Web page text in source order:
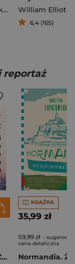
Aleksandra Struska-Musiał
William Elliot
6,4 (165)
reportaż
Teheran płonie. Zapiski z Iranu po ataku Izraela i USA
KSIĄŻKA
35,99 zł
59,99 zł -
cena detaliczna